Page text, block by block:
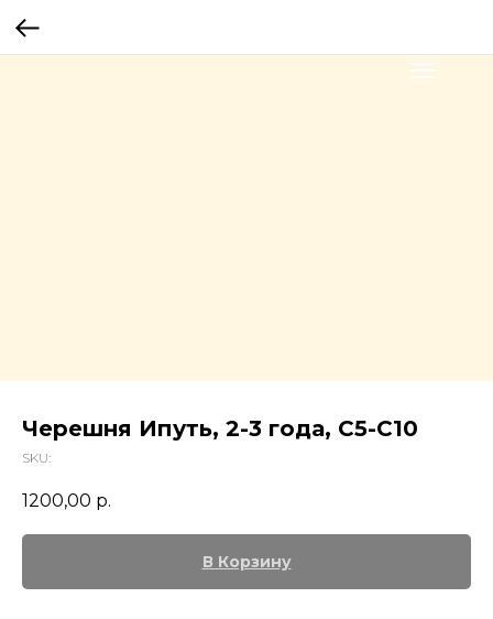
Черешня Ипуть, 2-3 года, С5-С10
SKU:
1200,00 р.
В Корзину